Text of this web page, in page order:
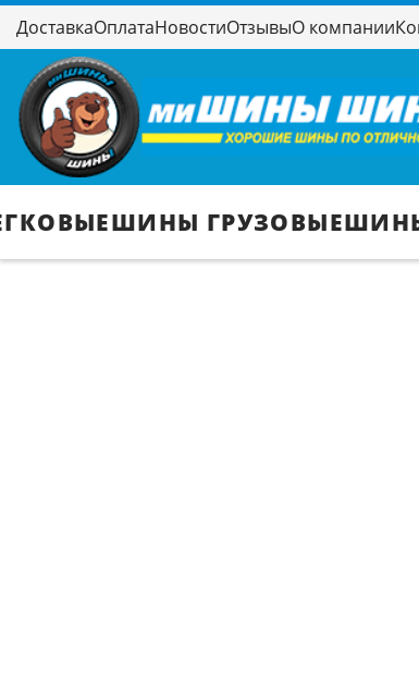
ДоставкаОплатаНовостиОтзывыО компании
ШИНЫ ГРУЗОВЫЕ